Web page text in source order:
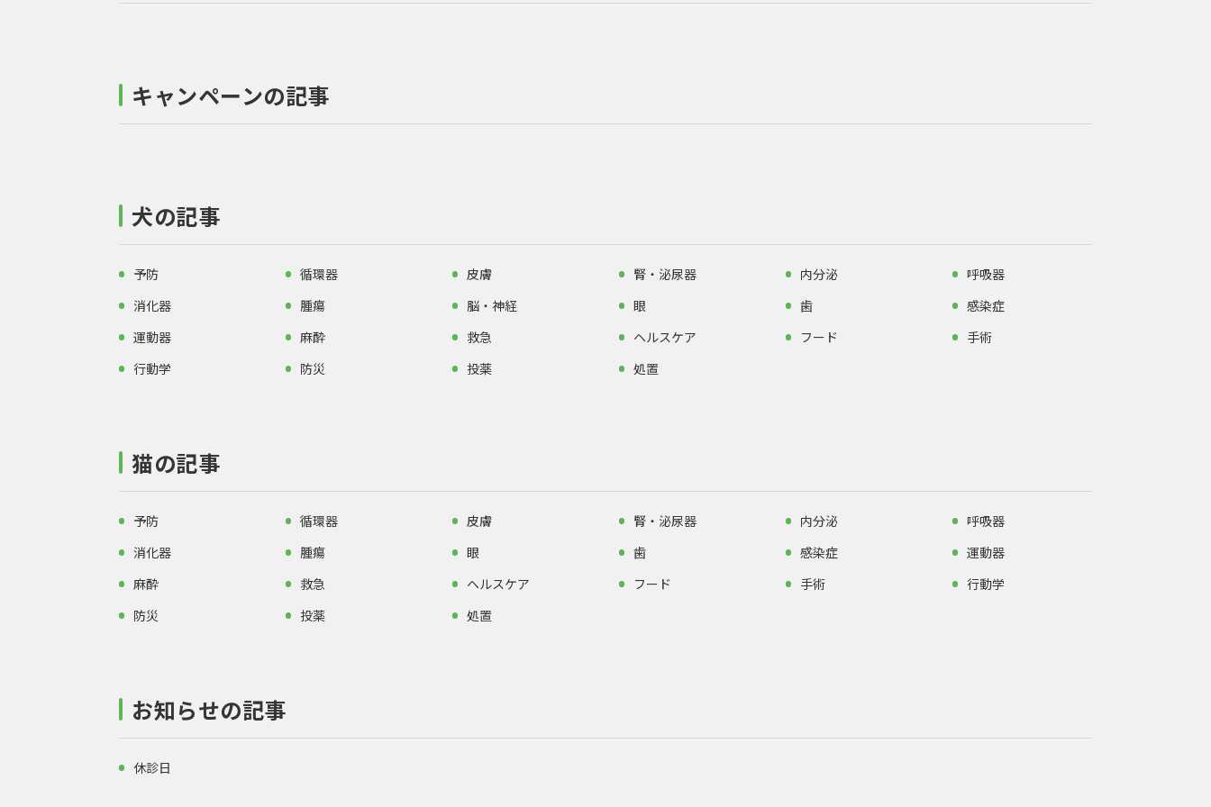
キャンペーンの記事
犬の記事
予防 循環器 皮膚 腎・泌尿器 内分泌
呼吸器
消化器
腫瘍 脳・神経 眼 歯
感染症
運動器
麻酔 救急 ヘルスケア フード
手術
行動学
防災 投薬 処置
猫の記事
予防 循環器 皮膚 腎・泌尿器 内分泌
呼吸器
消化器
腫瘍 眼 歯 感染症
運動器
麻酔
救急 ヘルスケア フード 手術
行動学
防災
投薬 処置
お知らせの記事
休診日